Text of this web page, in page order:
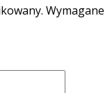
Wymagane